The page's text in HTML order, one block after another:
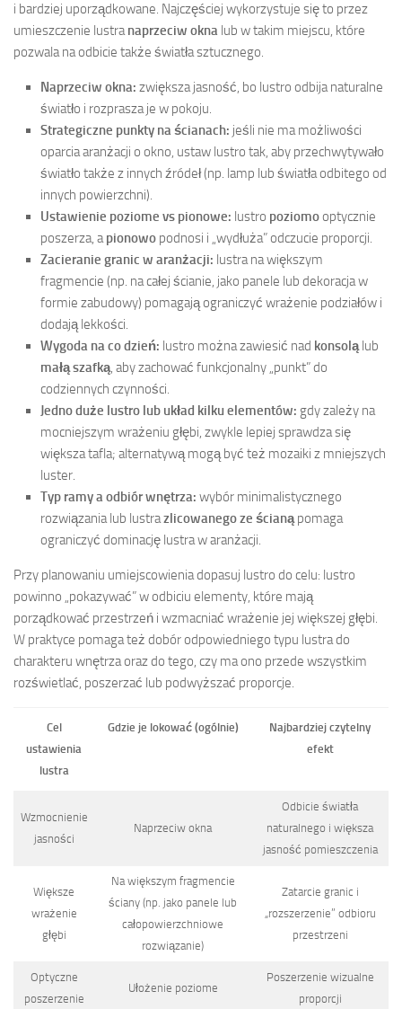
i bardziej uporządkowane. Najczęściej wykorzystuje się to przez
umieszczenie lustranaprzeciw okna lub w takim miejscu, które
pozwala na odbicie także światła sztucznego.
Naprzeciw okna: zwiększa jasność, bo lustro odbija naturalne
światło i rozprasza je w pokoju.
Strategiczne punkty na ścianach: jeśli nie ma możliwości
oparcia aranżacji o okno, ustaw lustro tak, aby przechwytywało
światło także z innych źródeł (np. lamp lub światła odbitego od
innych powierzchni).
Ustawienie poziome vs pionowe: lustro poziomooptycznie
poszerza, apionowo podnosi i „wydłuża” odczucie proporcji.
Zacieranie granic w aranżacji: lustra na większym
fragmencie (np. na całej ścianie, jako panele lub dekoracja w
formie zabudowy) pomagają ograniczyć wrażenie podziałów i
dodają lekkości.
Wygoda na co dzień: lustro można zawiesić nad konsoląlub
małą szafką, aby zachować funkcjonalny „punkt” do
codziennych czynności.
Jedno duże lustro lub układ kilku elementów: gdy zależy na
mocniejszym wrażeniu głębi, zwykle lepiej sprawdza się
większa tafla; alternatywą mogą być też mozaiki z mniejszych
luster.
Typ ramy a odbiór wnętrza: wybór minimalistycznego
rozwiązania lub lustrazlicowanego ze ścianąpomaga
ograniczyć dominację lustra w aranżacji.
Przy planowaniu umiejscowienia dopasuj lustro do celu: lustro
powinno „pokazywać” w odbiciu elementy, które mają
porządkować przestrzeń i wzmacniać wrażenie jej większej głębi.
W praktyce pomaga też dobór odpowiedniego typu lustra do
charakteru wnętrza oraz do tego, czy ma ono przede wszystkim
rozświetlać, poszerzać lub podwyższać proporcje.
Cel
ustawienia
lustra
Gdzie je lokować (ogólnie)
Najbardziej czytelny
efekt
Wzmocnienie
jasności
Naprzeciw okna
Odbicie światła
naturalnego i większa
jasność pomieszczenia
Większe
wrażenie
głębi
Na większym fragmencie
ściany (np. jako panele lub
całopowierzchniowe
rozwiązanie)
Zatarcie granic i
„rozszerzenie” odbioru
przestrzeni
Optyczne
poszerzenie
Ułożenie poziome
Poszerzenie wizualne
proporcji